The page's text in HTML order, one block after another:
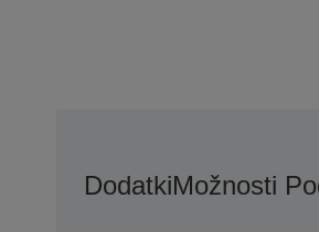
DodatkiMožnosti